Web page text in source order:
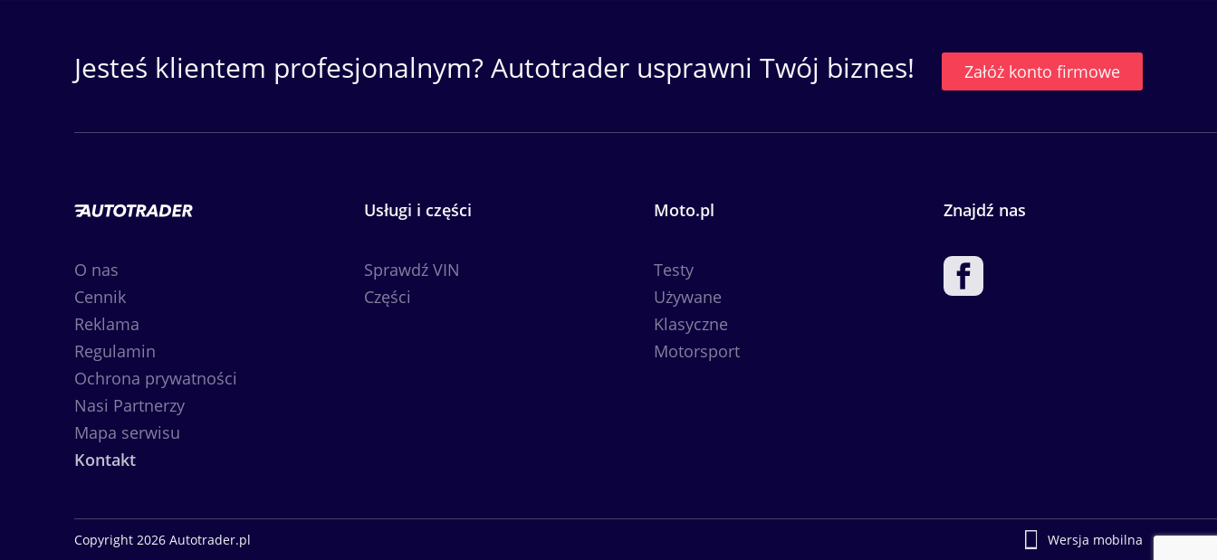
Jesteś klientem profesjonalnym? Autotrader usprawni Twój biznes! Załóż konto firmowe
O nas
Cennik
Reklama
Regulamin
Ochrona prywatności
Nasi Partnerzy
Mapa serwisu
Kontakt
Usługi i części
Sprawdź VIN
Części
Moto.pl
Testy
Używane
Klasyczne
Motorsport
Znajdź nas
Copyright 2026 Autotrader.pl Wersja mobilna